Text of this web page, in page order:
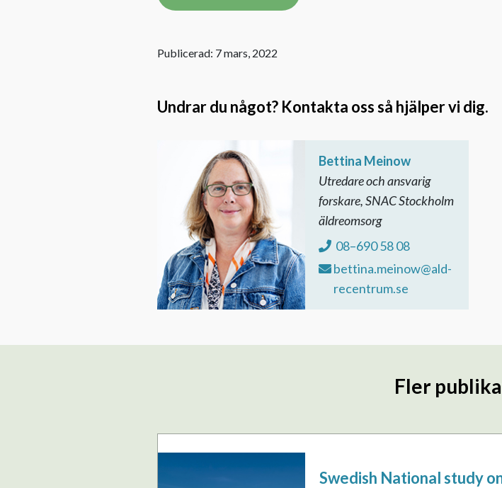
Publicerad: 7 mars, 2022
Undrar du något? Kontakta oss så hjälper vi dig.
Bettina Meinow
Utredare och ansvarig
forskare, SNAC Stockholm
äldreomsorg
08–690 58 08
bettina.meinow@ald-
recentrum.se
Fler
Swedish National study